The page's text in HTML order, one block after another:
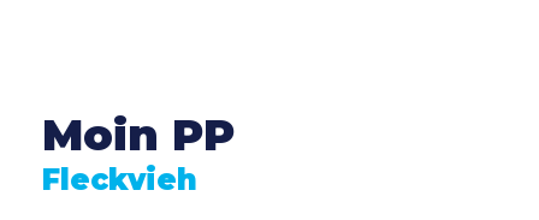
Moin PP
Fleckvieh